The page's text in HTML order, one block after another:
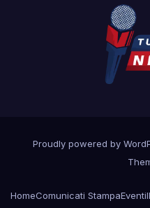
Proudly powered by
HomeComunicati StampaEventi